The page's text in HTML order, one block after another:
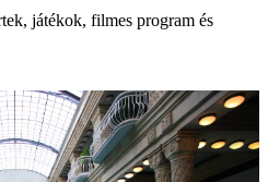
játékok, filmes program és